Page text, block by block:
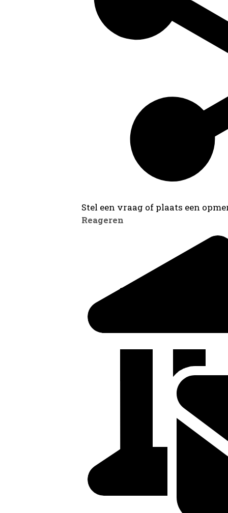
Stel een vraag of plaats een
Reageren